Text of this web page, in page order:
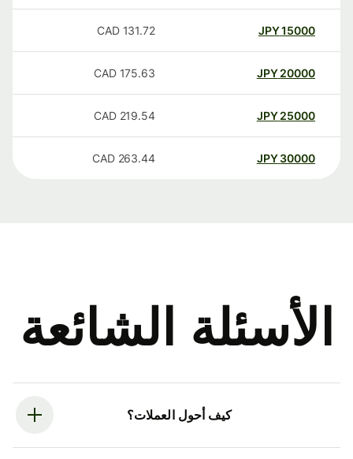
15000
JPY
131.72
CAD
20000
JPY
175.63
CAD
25000
JPY
219.54
CAD
30000
JPY
263.44
CAD
الأسئلة الشائعة
كيف أحول العملات؟